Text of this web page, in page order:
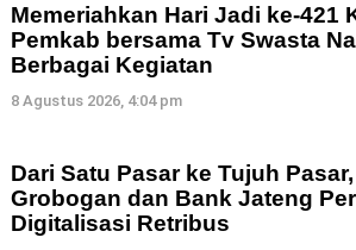
Memeriahkan Hari Jadi ke-421
Pemkab bersama Tv Swasta
Berbagai Kegiatan
8 Agustus 2026, 4:04 pm
Dari Satu Pasar ke Tujuh
Grobogan dan Bank Jateng
Digitalisasi Retribus